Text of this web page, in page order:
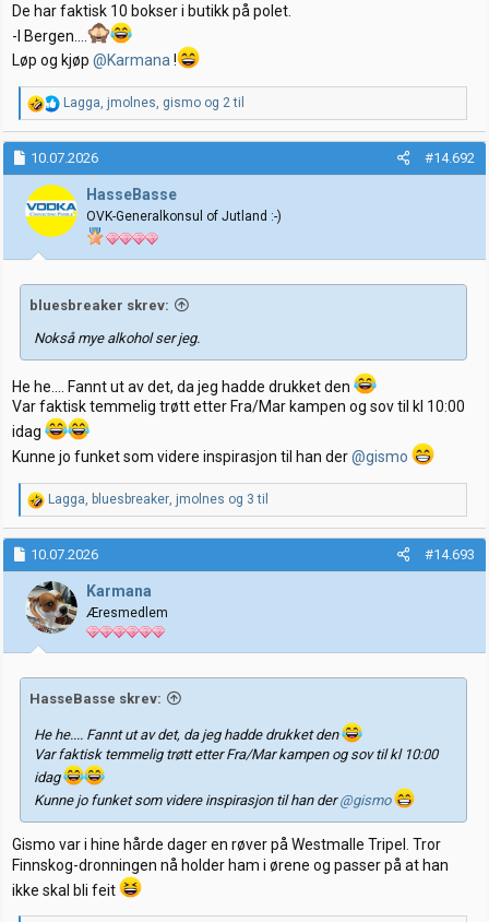
De har faktisk 10 bokser i butikk på polet.
-I Bergen....
Løp og kjøp @Karmana !
R
e
a
k
s
j
o
r
Lagga, jmolnes, gismo og 2 til
10.07.2026 #14.692
HasseBasse
OVK-Generalkonsul of Jutland :-)
bluesbreaker skrev:
Nokså mye alkohol ser jeg.
He he.... Fannt ut av det, da jeg hadde drukket den
Var faktisk temmelig trøtt etter Fra/Mar kampen og sov til kl 10:00
idag
Kunne jo funket som videre inspirasjon til han der@gismo
R
e
a
k
j
o
n
e
r
Lagga bluesbreaker jmolnes og 3 til
10.07.2026 #14.693
Karmana
Æresmedlem
HasseBasse skrev:
He he.... Fannt ut av det, da jeg hadde drukket den
Var faktisk temmelig trøtt etter Fra/Mar kampen og sov til kl 10:00
idag
Kunne jo funket som videre inspirasjon til han der@gismo
Gismo var i hine hårde dager en røver på Westmalle Tripel. Tror
Finnskog-dronningen nå holder ham i ørene og passer på at han
ikke skal bli feit